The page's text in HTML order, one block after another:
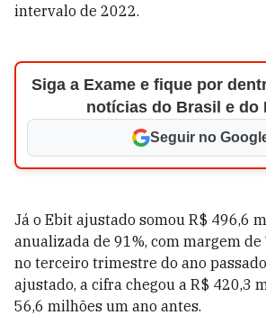
intervalo de 2022.
Siga a Exame e fique por
notícias do Brasil e do
Seguir no
Já o Ebit ajustado somou R$ 496,6
anualizada de 91%, com margem de
no terceiro trimestre do ano
ajustado, a cifra chegou a R$ 420,3
56,6 milhões um ano antes.